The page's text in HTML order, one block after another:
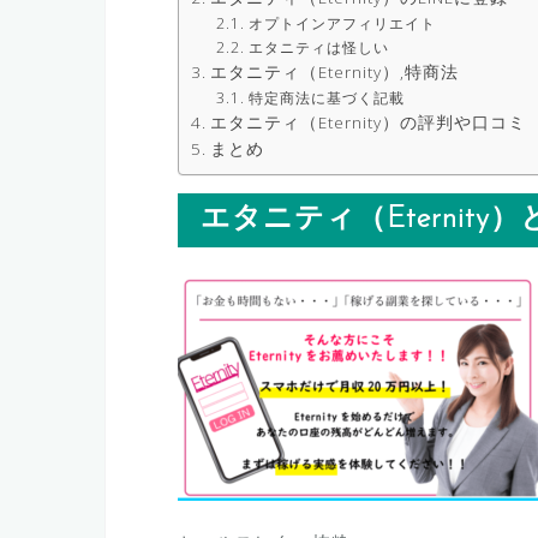
オプトインアフィリエイト
エタニティは怪しい
エタニティ（Eternity）,特商法
特定商法に基づく記載
エタニティ（Eternity）の評判や口コミ
まとめ
エタニティ（Eternity）